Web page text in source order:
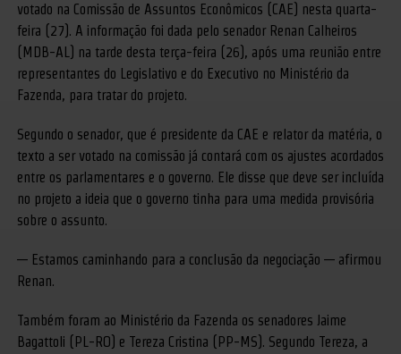
votado na Comissão de Assuntos Econômicos (CAE) nesta quarta-
feira (27). A informação foi dada pelo senador Renan Calheiros
(MDB-AL) na tarde desta terça-feira (26), após uma reunião entre
representantes do Legislativo e do Executivo no Ministério da
Fazenda, para tratar do projeto.
Segundo o senador, que é presidente da CAE e relator da matéria, o
texto a ser votado na comissão já contará com os ajustes acordados
entre os parlamentares e o governo. Ele disse que deve ser incluída
no projeto a ideia que o governo tinha para uma medida provisória
sobre o assunto.
— Estamos caminhando para a conclusão da negociação — afirmou
Renan.
Também foram ao Ministério da Fazenda os senadores Jaime
Bagattoli (PL-RO) e Tereza Cristina (PP-MS). Segundo Tereza, a